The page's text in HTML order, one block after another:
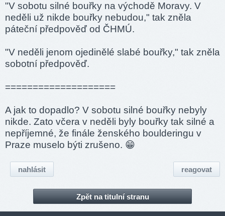
"V sobotu silné bouřky na východě Moravy. V
neděli už nikde bouřky nebudou," tak zněla
páteční předpověď od ČHMÚ.
"V neděli jenom ojedinělé slabé bouřky," tak zněla
sobotní předpověď.
====­======­======­====
A jak to dopadlo? V sobotu silné bouřky nebyly
nikde. Zato včera v neděli byly bouřky tak silné a
nepříjemné, že finále ženského boulderingu v
Praze muselo býti zrušeno. 😁
reagovat
nahlásit
Zpět na titulní stranu